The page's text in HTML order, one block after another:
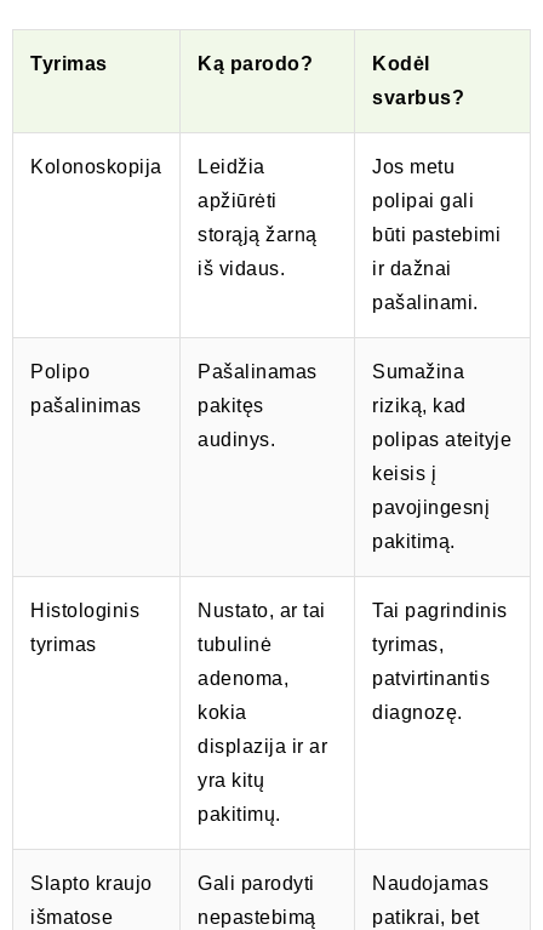
Tyrimas Ką parodo?
Kodėl
svarbus?
Kolonoskopija
Leidžia
apžiūrėti
storąją žarną
iš vidaus.
Jos metu
polipai gali
būti pastebimi
ir dažnai
pašalinami.
Polipo
pašalinimas
Pašalinamas
pakitęs
audinys.
Sumažina
riziką, kad
polipas ateityje
keisis į
pavojingesnį
pakitimą.
Histologinis
tyrimas
Nustato, ar tai
tubulinė
adenoma,
kokia
displazija ir ar
yra kitų
pakitimų.
Tai pagrindinis
tyrimas,
patvirtinantis
diagnozę.
Slapto kraujo
išmatose
Gali parodyti
nepastebimą
Naudojamas
patikrai, bet